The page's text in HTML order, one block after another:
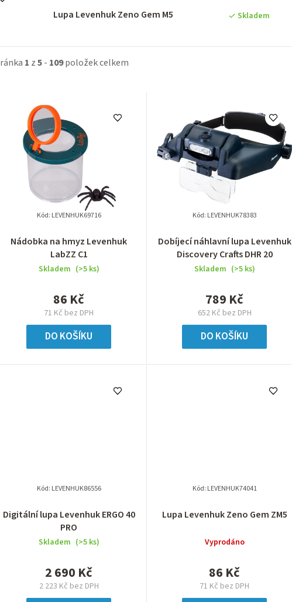
Lupa Levenhuk Zeno Gem M5 Skladem
1 z5- 109položek celkem
Nádobka na hmyz Levenhuk
LabZZ C1
Skladem (>5 ks)
71 Kč bez DPH
86 Kč
DO KOŠÍKU
Kód: LEVENHUK69716
Dobíjecí náhlavní lupa Levenhuk
Discovery Crafts DHR 20
Skladem (>5 ks)
652 Kč bez DPH
789 Kč
DO KOŠÍKU
Kód: LEVENHUK78383
Digitální lupa Levenhuk ERGO 40
PRO
Skladem (>5 ks)
2 223 Kč bez DPH
2 690 Kč
Kód: LEVENHUK86556
Lupa Levenhuk Zeno Gem ZM5
Vyprodáno
71 Kč bez DPH
86 Kč
Kód: LEVENHUK74041